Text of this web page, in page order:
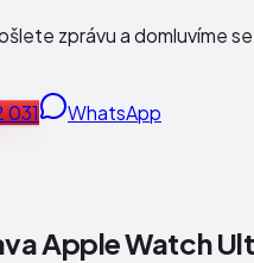
zprávu a domluvíme
031 WhatsApp
Apple Watch